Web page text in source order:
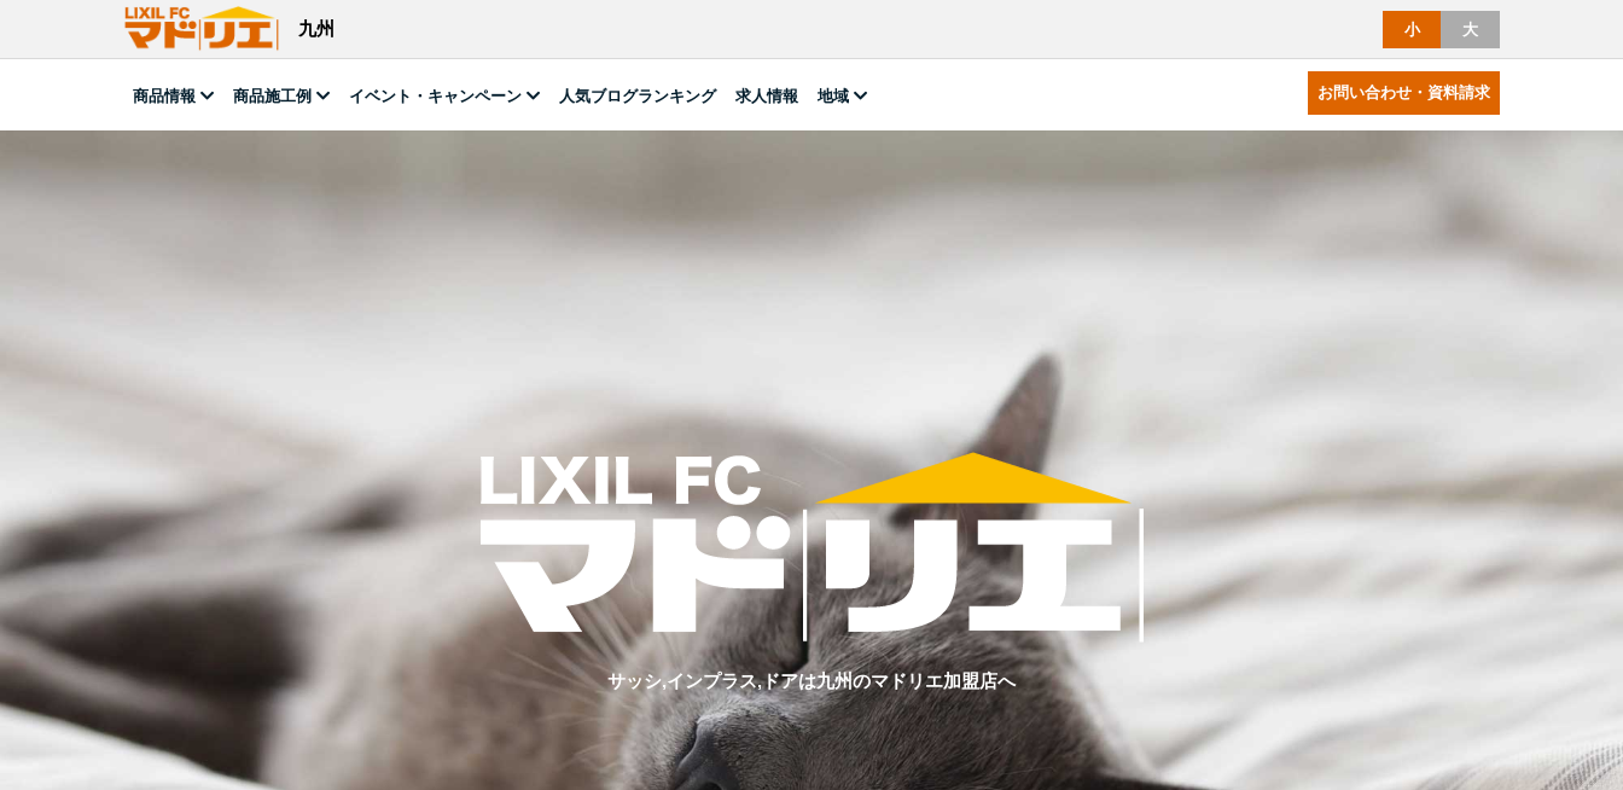
九州 小 大
商品情報 商品施工例 イベント・キャンペーン 人気ブログランキング 求人情報 地域 お問い合わせ・資料請求
サッシ,インプラス,ドアは九州のマドリエ加盟店へ